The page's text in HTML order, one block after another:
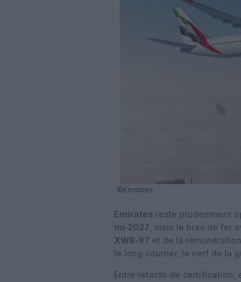
©Emirates
Emirates reste prudemment
mi‑2027 , mais le bras de fer
XWB‑97 et de la
le long‑courrier, le nerf de la
Entre retards de certification,